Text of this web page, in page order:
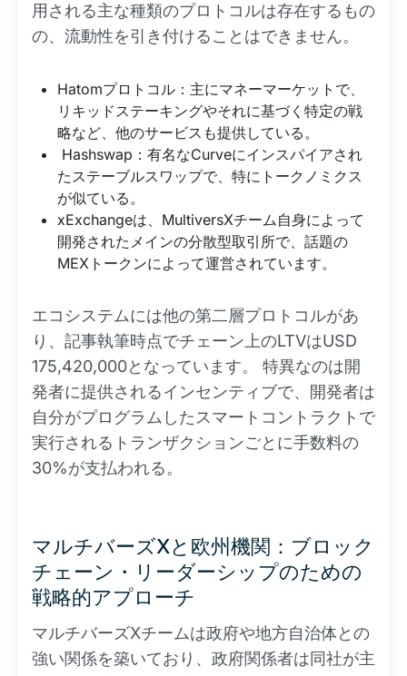
用される主な種類のプロトコルは存在するもの
の、流動性を引き付けることはできません。
Hatomプロトコル：主にマネーマーケットで、
リキッドステーキングやそれに基づく特定の戦
略など、他のサービスも提供している。
Hashswap：有名なCurveにインスパイアされ
たステーブルスワップで、特にトークノミクス
が似ている。
xExchangeは、MultiversXチーム自身によって
開発されたメインの分散型取引所で、話題の
MEXトークンによって運営されています。
エコシステムには他の第二層プロトコルがあ
り、記事執筆時点でチェーン上のLTVはUSD
175,420,000となっています。 特異なのは開
発者に提供されるインセンティブで、開発者は
自分がプログラムしたスマートコントラクトで
実行されるトランザクションごとに手数料の
30%が支払われる。
マルチバーズXと欧州機関：ブロック
チェーン・リーダーシップのための
戦略的アプローチ
マルチバーズXチームは政府や地方自治体との
強い関係を築いており、政府関係者は同社が主